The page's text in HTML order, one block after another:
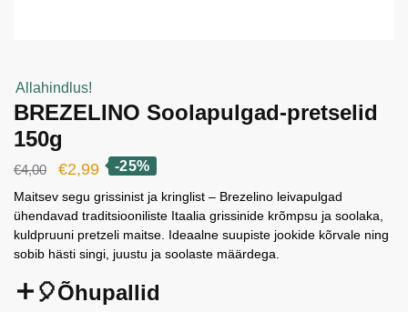
Allahindlus!
BREZELINO Soolapulgad-pretselid
150g
€4,00
Algne
hind
oli:
€4,00.
€2,99Current
price
is:
€2,99.
-25%
Maitsev segu grissinist ja kringlist – Brezelino leivapulgad
ühendavad traditsiooniliste Itaalia grissinide krõmpsu ja soolaka,
kuldpruuni pretzeli maitse. Ideaalne suupiste jookide kõrvale ning
sobib hästi singi, juustu ja soolaste määrdega.
🎈Õhupallid